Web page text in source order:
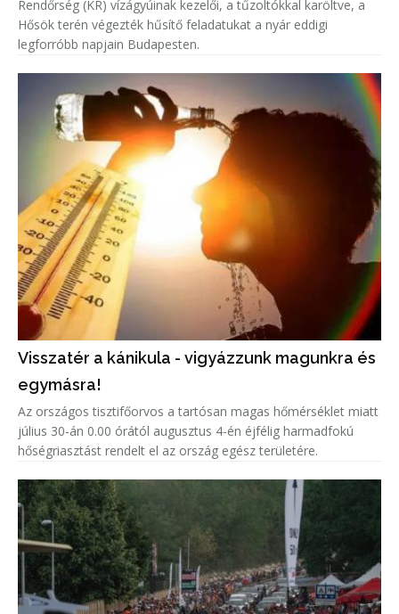
Rendőrség (KR) vízágyúinak kezelői, a tűzoltókkal karöltve, a
Hősök terén végezték hűsítő feladatukat a nyár eddigi
legforróbb napjain Budapesten.
Visszatér a kánikula - vigyázzunk magunkra és
egymásra!
Az országos tisztifőorvos a tartósan magas hőmérséklet miatt
július 30-án 0.00 órától augusztus 4-én éjfélig harmadfokú
hőségriasztást rendelt el az ország egész területére.